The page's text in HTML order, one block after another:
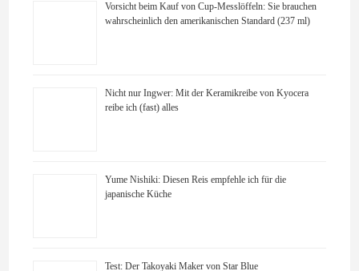
Vorsicht beim Kauf von Cup-Messlöffeln: Sie brauchen
wahrscheinlich den amerikanischen Standard (237 ml)
Nicht nur Ingwer: Mit der Keramikreibe von Kyocera
reibe ich (fast) alles
Yume Nishiki: Diesen Reis empfehle ich für die
japanische Küche
Test: Der Takoyaki Maker von Star Blue